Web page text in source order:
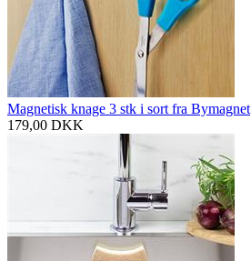
Magnetisk knage 3 stk i sort fra Bymagnet
179,00 DKK